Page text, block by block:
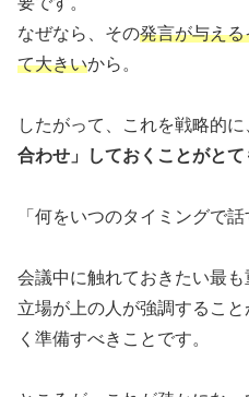
なぜなら、その発言が与え
て大きいから。
したがって、これを戦略的に
合わせ」しておくことがとて
「何をいつのタイミングで話
会議中に触れておきたい最も
立場が上の人が強調するこ
く準備すべきことです。